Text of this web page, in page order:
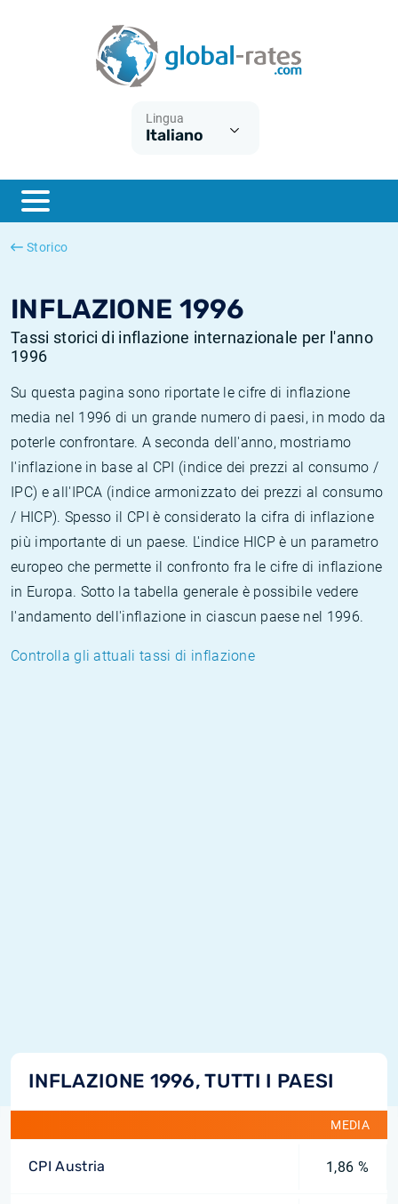
Lingua
Italiano
Storico
INFLAZIONE 1996
Tassi storici di inflazione internazionale per l'anno
1996
Su questa pagina sono riportate le cifre di inflazione
media nel 1996 di un grande numero di paesi, in modo da
poterle confrontare. A seconda dell'anno, mostriamo
l'inflazione in base al CPI (indice dei prezzi al consumo /
IPC) e all'IPCA (indice armonizzato dei prezzi al consumo
/ HICP). Spesso il CPI è considerato la cifra di inflazione
più importante di un paese. L'indice HICP è un parametro
europeo che permette il confronto fra le cifre di inflazione
in Europa. Sotto la tabella generale è possibile vedere
l'andamento dell'inflazione in ciascun paese nel 1996.
Controlla gli attuali tassi di inflazione
INFLAZIONE 1996, TUTTI I PAESI
MEDIA
CPI Austria 1,86 %
ESTER
SONIA
Cos'è l'inflazione CPI?
Cos'è l'inflazione HICP?
Inflazione Italia
Inflazione Stati Uniti
Tassi storici Euribor
Tassi storici di SONIA
Tassi storici di TONAR
Calcolatore dell’inflazione